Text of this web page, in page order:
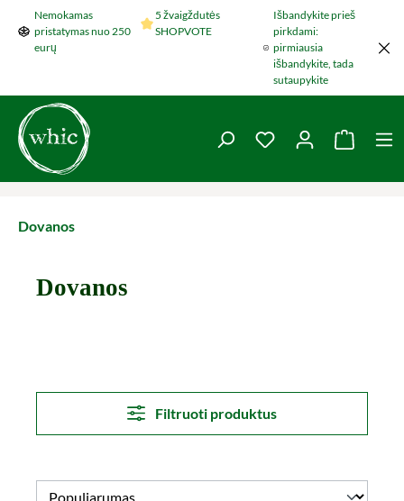
Šokti į pagrindinį turinį
Nemokamas
pristatymas nuo 250
eurų
5 žvaigždutės
SHOPVOTE
Išbandykite prieš
pirkdami:
pirmiausia
išbandykite, tada
sutaupykite
You have 0 wishlist
Dovanos
Dovanos
Filtruoti produktus